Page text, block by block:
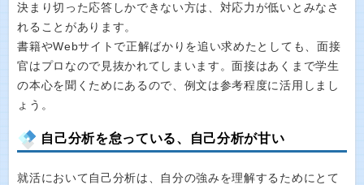
決まり切った応答しかできない方は、対応力が低いとみなさ
れることがあります。
書籍やWebサイトで正解ばかりを追い求めたとしても、面接
官はプロなので見抜かれてしまいます。面接はあくまで学生
の本心を聞くためにあるので、例文は参考程度に活用しまし
ょう。
自己分析を怠っている、自己分析が甘い
就活において自己分析は、自分の強みを理解するためにとて